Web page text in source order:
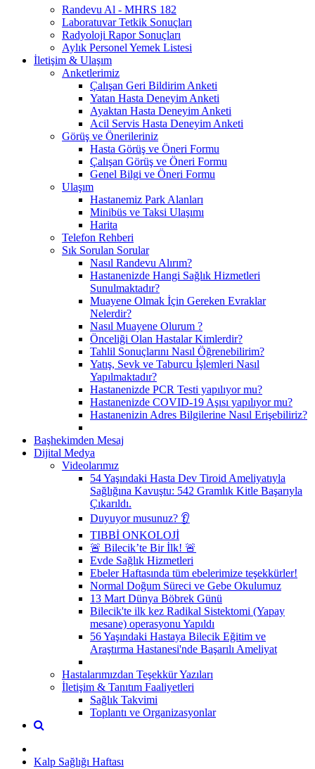
Randevu Al - MHRS 182
Laboratuvar Tetkik Sonuçları
Radyoloji Rapor Sonuçları
Aylık Personel Yemek Listesi
İletişim & Ulaşım
Anketlerimiz
Çalışan Geri Bildirim Anketi
Yatan Hasta Deneyim Anketi
Ayaktan Hasta Deneyim Anketi
Acil Servis Hasta Deneyim Anketi
Görüş ve Önerileriniz
Hasta Görüş ve Öneri Formu
Çalışan Görüş ve Öneri Formu
Genel Bilgi ve Öneri Formu
Ulaşım
Hastanemiz Park Alanları
Minibüs ve Taksi Ulaşımı
Harita
Telefon Rehberi
Sık Sorulan Sorular
Nasıl Randevu Alırım?
Hastanenizde Hangi Sağlık Hizmetleri
Sunulmaktadır?
Muayene Olmak İçin Gereken Evraklar
Nelerdir?
Nasıl Muayene Olurum ?
Önceliği Olan Hastalar Kimlerdir?
Tahlil Sonuçlarını Nasıl Öğrenebilirim?
Yatış, Sevk ve Taburcu İşlemleri Nasıl
Yapılmaktadır?
Hastanenizde PCR Testi yapılıyor mu?
Hastanenizde COVID-19 Aşısı yapılıyor mu?
Hastanenizin Adres Bilgilerine Nasıl Erişebiliriz?
Başhekimden Mesaj
Dijital Medya
Videolarımız
54 Yaşındaki Hasta Dev Tiroid Ameliyatıyla
Sağlığına Kavuştu: 542 Gramlık Kitle Başarıyla
Çıkarıldı.
Duyuyor musunuz? 👂
TIBBİ ONKOLOJİ
🚨 Bilecik’te Bir İlk! 🚨
Evde Sağlık Hizmetleri
Ebeler Haftasında tüm ebelerimize teşekkürler!
Normal Doğum Süreci ve Gebe Okulumuz
13 Mart Dünya Böbrek Günü
Bilecik'te ilk kez Radikal Sistektomi (Yapay
mesane) operasyonu Yapıldı
56 Yaşındaki Hastaya Bilecik Eğitim ve
Araştırma Hastanesi'nde Başarılı Ameliyat
Hastalarımızdan Teşekkür Yazıları
İletişim & Tanıtım Faaliyetleri
Sağlık Takvimi
Toplantı ve Organizasyonlar
Kalp Sağlığı Haftası